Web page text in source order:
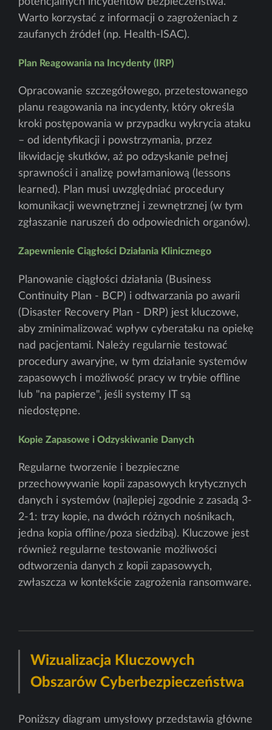
Warto korzystać z informacji o zagrożeniach z
zaufanych źródeł (np. Health-ISAC).
Plan Reagowania na Incydenty (IRP)
Opracowanie szczegółowego, przetestowanego
planu reagowania na incydenty, który określa
kroki postępowania w przypadku wykrycia ataku
– od identyfikacji i powstrzymania, przez
likwidację skutków, aż po odzyskanie pełnej
sprawności i analizę powłamaniową (lessons
learned). Plan musi uwzględniać procedury
komunikacji wewnętrznej i zewnętrznej (w tym
zgłaszanie naruszeń do odpowiednich organów).
Zapewnienie Ciągłości Działania Klinicznego
Planowanie ciągłości działania (Business
Continuity Plan - BCP) i odtwarzania po awarii
(Disaster Recovery Plan - DRP) jest kluczowe,
aby zminimalizować wpływ cyberataku na opiekę
nad pacjentami. Należy regularnie testować
procedury awaryjne, w tym działanie systemów
zapasowych i możliwość pracy w trybie offline
lub "na papierze", jeśli systemy IT są
niedostępne.
Kopie Zapasowe i Odzyskiwanie Danych
Regularne tworzenie i bezpieczne
przechowywanie kopii zapasowych krytycznych
danych i systemów (najlepiej zgodnie z zasadą 3-
2-1: trzy kopie, na dwóch różnych nośnikach,
jedna kopia offline/poza siedzibą). Kluczowe jest
również regularne testowanie możliwości
odtworzenia danych z kopii zapasowych,
zwłaszcza w kontekście zagrożenia ransomware.
Wizualizacja Kluczowych
Obszarów Cyberbezpieczeństwa
Poniższy diagram umysłowy przedstawia główne